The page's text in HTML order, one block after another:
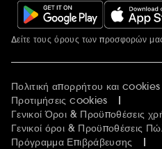
Περισσότερες πληροφορίες
Δείτε τους όρους των προσφορών
Πολιτική απορρήτου και cookies
Προτιμήσεις cookies
Γενικοί Όροι & Προϋποθέσεις
Γενικοί όροι & Προϋποθέσεις
Πρόγραμμα Επιβράβευσης